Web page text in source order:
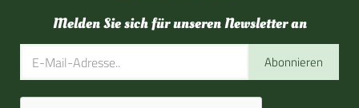
Melden Sie sich für unseren Newsletter an
Abonnieren